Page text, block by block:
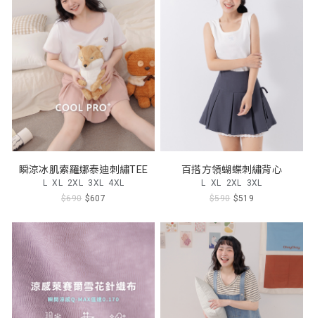
瞬涼冰肌索羅娜泰迪刺繡TEE
L XL 2XL 3XL 4XL
$690 $607
百搭方領蝴蝶刺繡背心
L XL 2XL 3XL
$590 $519